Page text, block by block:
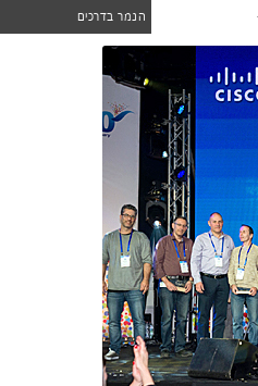
הנמר בדרכים